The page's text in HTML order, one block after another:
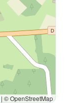
| © OpenStreetMap